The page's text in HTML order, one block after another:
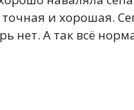
точная и хорошая.
нет. А так всё